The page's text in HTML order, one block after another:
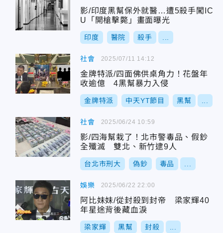
影/印度黑幫保外就醫…遭5殺手闖IC
U「開槍擊斃」畫面曝光
印度 醫院 殺手
社會
金牌特派/四面佛供桌角力！花盤年
收逾億 4黑幫暴力入侵
金牌特派 中天YT節目 黑幫
2025/07/11 14:12
社會
影/四海幫栽了！北市警毒品、假鈔
全殲滅 雙北、新竹逮9人
台北市刑大 偽鈔 毒品
2025/06/24 10:59
娛樂
阿比妹妹/從封殺到封帝 梁家輝40
年星途背後藏血淚
梁家輝 黑幫 封殺
2025/06/22 22:00